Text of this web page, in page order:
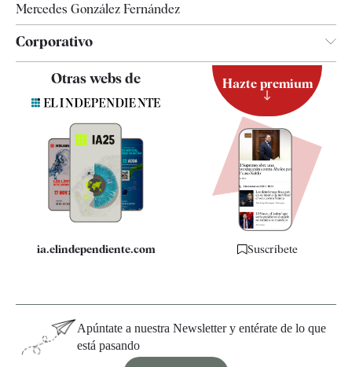
Mercedes González Fernández
Corporativo
Contacto
Quiénes somos
Especificaciones
Otras webs de
ia.elindependiente.com
Hazte premium
Suscríbete
Apúntate a nuestra Newsletter y entérate de lo que
está pasando